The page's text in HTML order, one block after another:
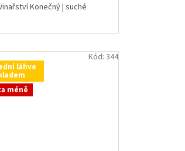
Konečný | suché
láhve
méně
Kód: 344